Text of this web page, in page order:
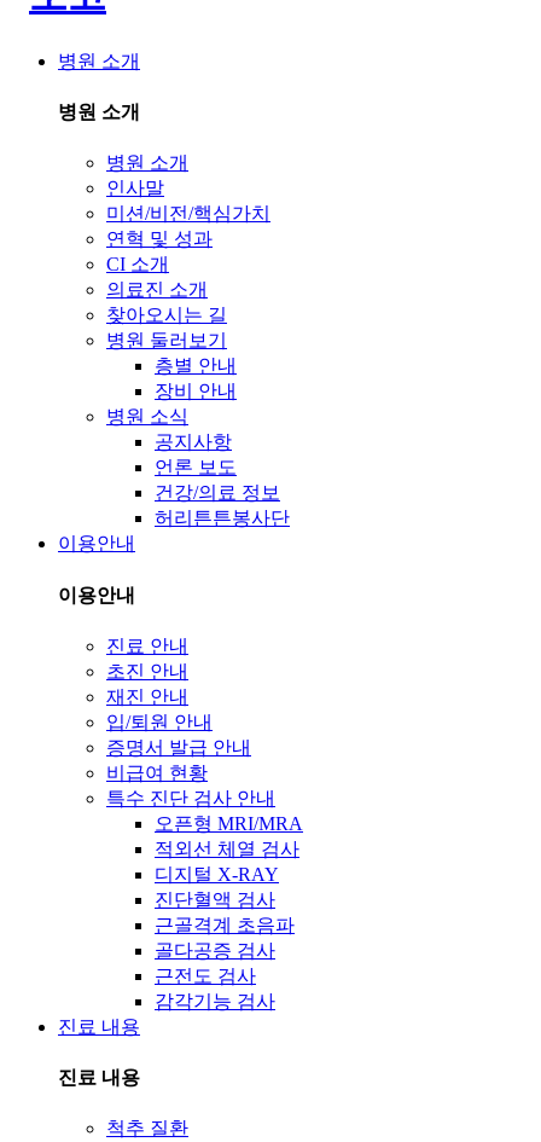
병원 소개
병원 소개
병원 소개
인사말
미션/비전/핵심가치
연혁 및 성과
CI 소개
의료진 소개
찾아오시는 길
병원 둘러보기
층별 안내
장비 안내
병원 소식
공지사항
언론 보도
건강/의료 정보
허리튼튼봉사단
이용안내
이용안내
진료 안내
초진 안내
재진 안내
입/퇴원 안내
증명서 발급 안내
비급여 현황
특수 진단 검사 안내
오픈형 MRI/MRA
적외선 체열 검사
디지털 X-RAY
진단혈액 검사
근골격계 초음파
골다공증 검사
근전도 검사
감각기능 검사
진료 내용
진료 내용
척추 질환